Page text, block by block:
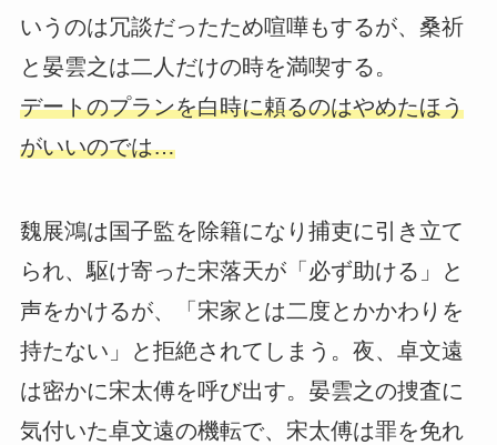
いうのは冗談だったため喧嘩もするが、桑祈
と晏雲之は二人だけの時を満喫する。
デートのプランを白時に頼るのはやめたほう
がいいのでは…
魏展鴻は国子監を除籍になり捕吏に引き立て
られ、駆け寄った宋落天が「必ず助ける」と
声をかけるが、「宋家とは二度とかかわりを
持たない」と拒絶されてしまう。夜、卓文遠
は密かに宋太傅を呼び出す。晏雲之の捜査に
気付いた卓文遠の機転で、宋太傅は罪を免れ